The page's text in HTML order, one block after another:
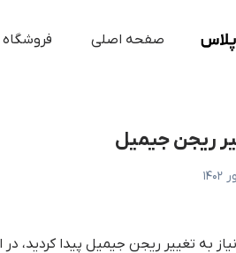
صفحه اصلی
فروشگاه
ریجن جیمیل
به تغییر ریجن جیمیل پیدا کردید،